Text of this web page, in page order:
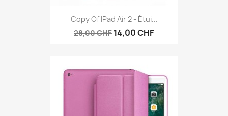
Copy Of IPad Air 2 - Étui...
28,00 CHF 14,00 CHF